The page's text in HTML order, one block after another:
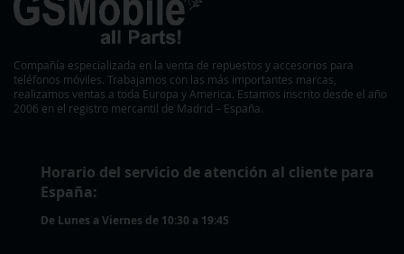
Compañía especializada en la venta de repuestos y accesorios para
teléfonos móviles. Trabajamos con las más importantes marcas,
realizamos ventas a toda Europa y America. Estamos inscrito desde el año
2006 en el registro mercantil de Madrid – España.
Horario del servicio de atención al cliente para
España:
De Lunes a Viernes de 10:30 a 19:45